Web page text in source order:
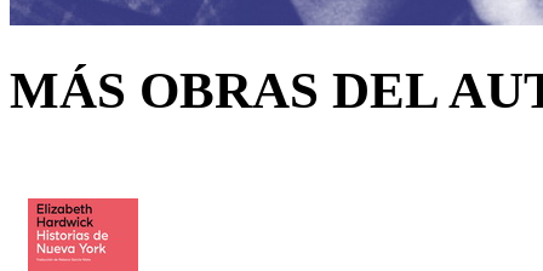
MÁS OBRAS DEL